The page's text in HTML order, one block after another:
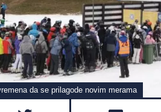
da se prilagode novim merama